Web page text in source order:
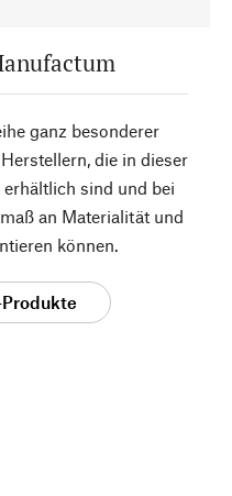
ganz besonderer
die in dieser
sind und bei
an Materialität und
können.